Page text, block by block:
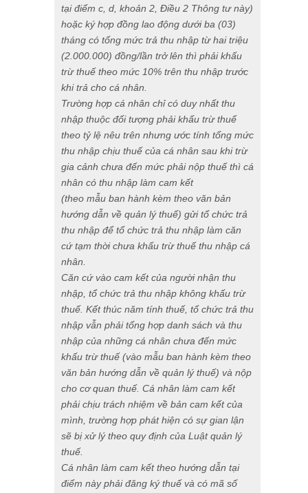
tạiđiểm c, d, khoản 2, Điều 2 Thông tư này)
hoặc ký hợp đồng lao động dưới ba (03)
tháng có tổng mức trả thu nhập từ hai triệu
(2.000.000) đồng/lần trở lên thì phải khấu
trừ thuế theo mức 10% trên thu nhập trước
khi trả cho cá nhân.
Trường hợp cá nhân chỉ có duy nhất thu
nhập thuộc đối tượng phải khấu trừ thuế
theo tỷ lệ nêu trên nhưng ước tính tổng mức
thu nhập chịu thuế của cá nhân sau khi trừ
gia cảnh chưa đến mức phải nộp thuế thì cá
nhân có thu nhập làm cam kết
(theo mẫu ban hành kèm theo văn bản
hướng dẫn về quản lý thuế) gửi tổ chức trả
thu nhập để tổ chức trả thu nhập làm căn
cứ tạm thời chưa khấu trừ thuếthu nhập cá
nhân
Căn cứ vào cam kết của người nhận thu
nhập, tổ chức trả thu nhập không khấu trừ
thuế. Kết thúc năm tính thuế, tổ chức trả thu
nhập vẫn phải tổng hợp danh sách và thu
nhập của những cá nhân chưa đến mức
khấu trừ thuế (vào mẫu ban hành kèm theo
văn bản hướng dẫn về quản lý thuế) và nộp
cho cơ quan thuế. Cá nhân làm cam kết
phải chịu trách nhiệm về bản cam kết của
mình, trường hợp phát hiện có sự gian lận
sẽ bị xử lý theo quy định của Luật quản lý
thuế.
Cá nhân làm cam kết theo hướng dẫn tại
điểm này phải đăng ký thuế và có mã số